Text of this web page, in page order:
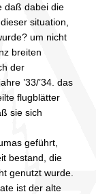
daß dabei die
situation,
um nicht
breiten
der
’33/’34. das
flugblätter
sie sich
geführt,
bestand, die
genutzt wurde.
ist der alte